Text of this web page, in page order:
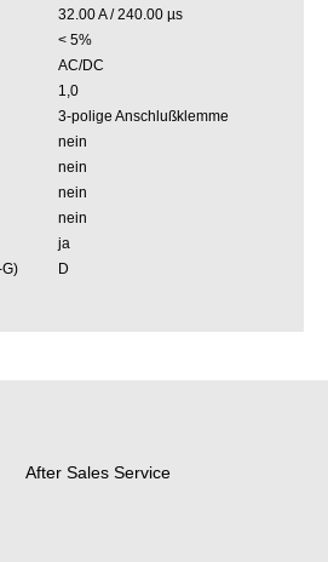
32.00 A / 240.00 µs
< 5%
AC/DC
1,0
3-polige Anschlußklemme
nein
nein
nein
nein
ja
D
After Sales Service